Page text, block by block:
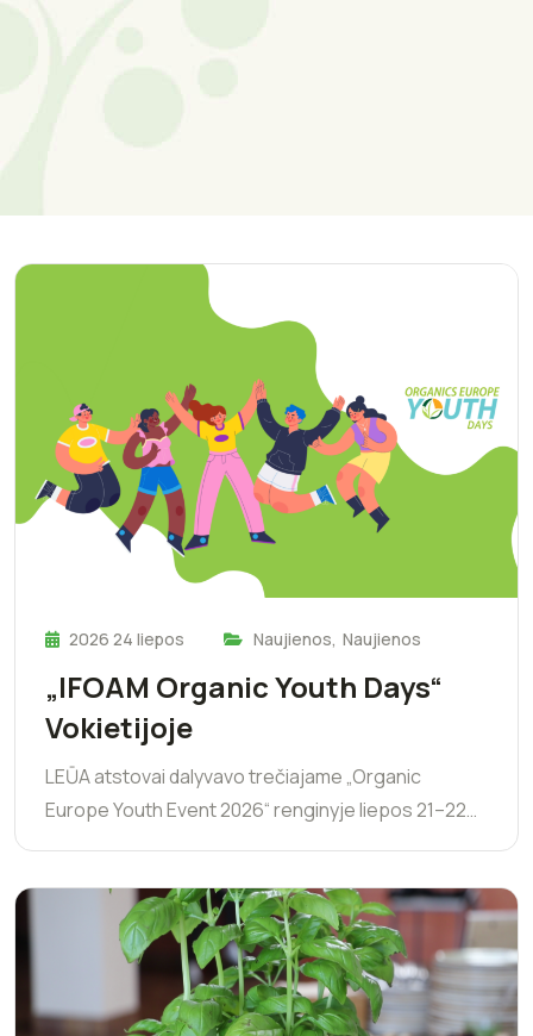
2026 24 liepos Naujienos, Naujienos
„IFOAM Organic Youth Days“
Vokietijoje
LEŪA atstovai dalyvavo trečiajame „Organic
Europe Youth Event 2026“ renginyje liepos 21–22…